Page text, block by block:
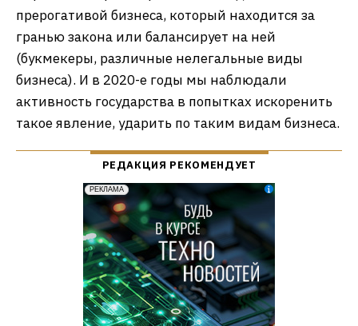
прерогативой бизнеса, который находится за
гранью закона или балансирует на ней
(букмекеры, различные нелегальные виды
бизнеса). И в 2020-е годы мы наблюдали
активность государства в попытках искоренить
такое явление, ударить по таким видам бизнеса.